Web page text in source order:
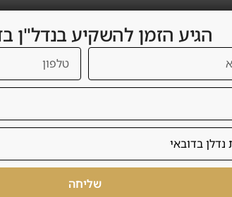
ריקות ועלויות עסקה.
עם דנסיה
הגיע הזמן להשקיע בנדל"ן
שליחה